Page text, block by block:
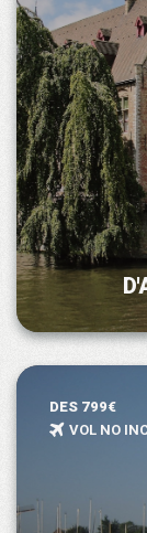
DES 799€
VOL NO